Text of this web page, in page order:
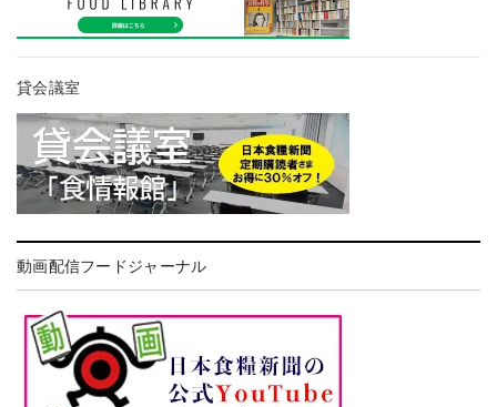
貸会議室
動画配信フードジャーナル